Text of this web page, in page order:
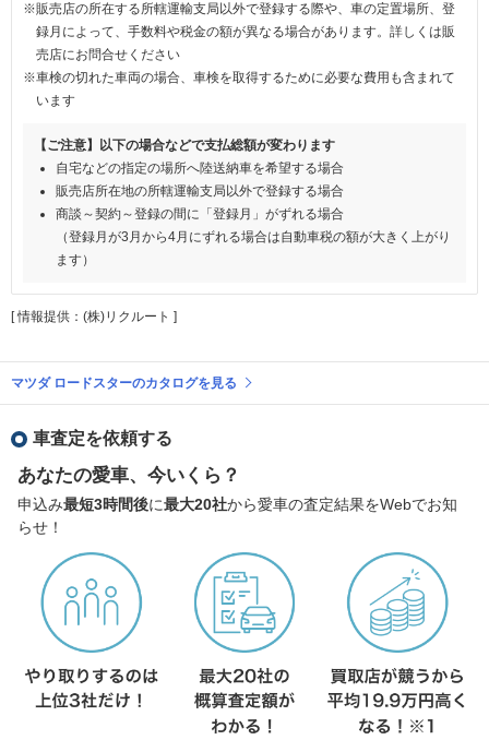
※販売店の所在する所轄運輸支局以外で登録する際や、車の定置場所、登
録月によって、手数料や税金の額が異なる場合があります。詳しくは販
売店にお問合せください
※車検の切れた車両の場合、車検を取得するために必要な費用も含まれて
います
【ご注意】以下の場合などで支払総額が変わります
自宅などの指定の場所へ陸送納車を希望する場合
販売店所在地の所轄運輸支局以外で登録する場合
商談～契約～登録の間に「登録月」がずれる場合
（登録月が3月から4月にずれる場合は自動車税の額が大きく上がり
ます）
[ 情報提供：(株)リクルート ]
マツダ ロードスターのカタログを見る
車査定を依頼する
あなたの愛車、今いくら？
申込み最短3時間後に最大20社から愛車の査定結果をWebでお知
らせ！